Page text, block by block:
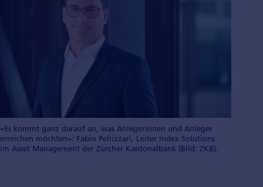
«Es kommt ganz darauf an, was Anlegerinnen und Anleger
erreichen möchten»: Fabio Pellizzari, Leiter Index Solutions
im Asset Management der Zürcher Kantonalbank (Bild: ZKB).